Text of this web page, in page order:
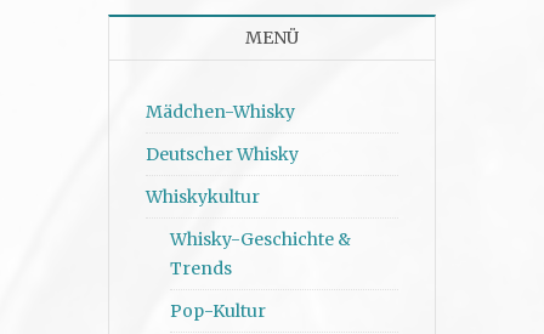
MENÜ
Mädchen-Whisky
Deutscher Whisky
Whiskykultur
Whisky-Geschichte &
Trends
Pop-Kultur